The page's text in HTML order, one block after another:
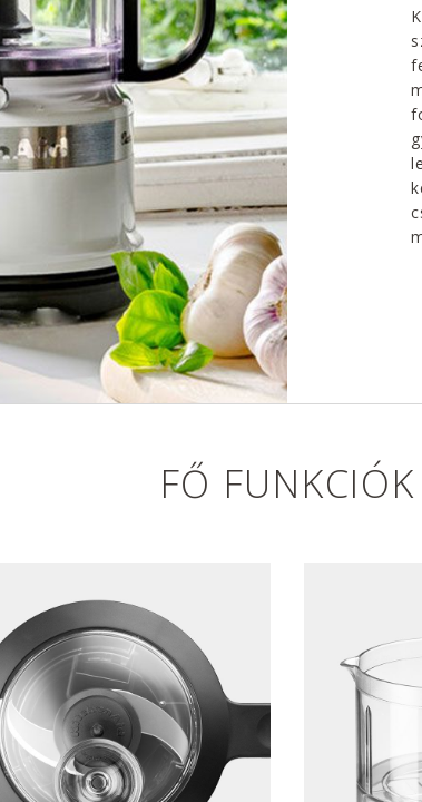
FŐ FUNKCIÓK